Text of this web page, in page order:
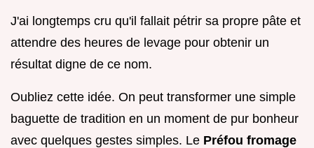
J'ai longtemps cru qu'il fallait pétrir sa propre pâte et
attendre des heures de levage pour obtenir un
résultat digne de ce nom.
Oubliez cette idée. On peut transformer une simple
baguette de tradition en un moment de pur bonheur
avec quelques gestes simples. Le Préfou fromage